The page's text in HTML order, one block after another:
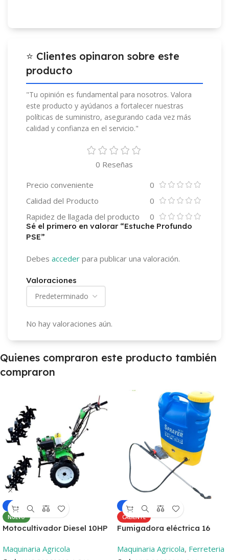
⭐ Clientes opinaron sobre este
producto
"Tu opinión es fundamental para nosotros. Valora
este producto y ayúdanos a fortalecer nuestras
políticas de suministro, asegurando cada vez más
calidad y confianza en el servicio."
0 Reseñas
Precio conveniente
0
Calidad del Producto
0
Rapidez de llagada del producto
0
Valoraciones
No hay valoraciones aún.
Sé el primero en valorar “Estuche Profundo
PSE”
Debes acceder para publicar una valoración.
Quienes compraron este producto también
compraron
-4%
NUEVO
Motocultivador Diesel 10HP
lanzamiento! + 2°Repueto
Maquinaria Agricola
-6%
CALIENTE
Fumigadora eléctrica 16
Maquinaria Agricola, Ferreteria